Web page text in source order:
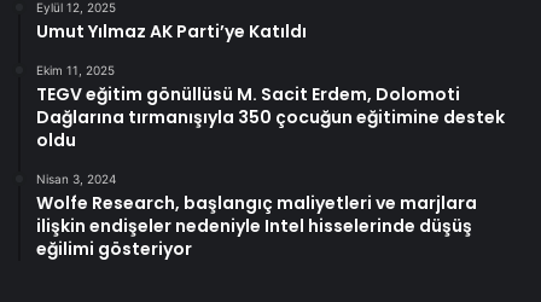
Eylül 12, 2025
Umut Yılmaz AK Parti’ye Katıldı
Ekim 11, 2025
TEGV eğitim gönüllüsü M. Sacit Erdem, Dolomoti
Dağlarına tırmanışıyla 350 çocuğun eğitimine destek
oldu
Nisan 3, 2024
Wolfe Research, başlangıç maliyetleri ve marjlara
ilişkin endişeler nedeniyle Intel hisselerinde düşüş
eğilimi gösteriyor